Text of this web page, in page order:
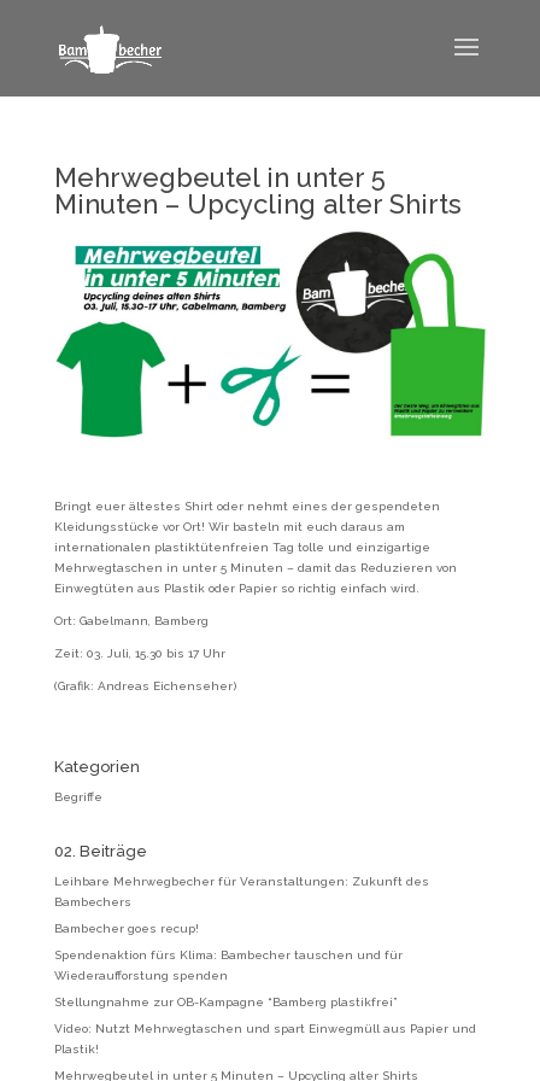
Mehrwegbeutel in unter 5
Minuten – Upcycling alter Shirts
Bringt euer ältestes Shirt oder nehmt eines der gespendeten
Kleidungsstücke vor Ort! Wir basteln mit euch daraus am
internationalen plastiktütenfreien Tag tolle und einzigartige
Mehrwegtaschen in unter 5 Minuten – damit das Reduzieren von
Einwegtüten aus Plastik oder Papier so richtig einfach wird.
Ort: Gabelmann, Bamberg
Zeit: 03. Juli, 15.30 bis 17 Uhr
(Grafik: Andreas Eichenseher)
Kategorien
Begriffe
02. Beiträge
Leihbare Mehrwegbecher für Veranstaltungen: Zukunft des
Bambechers
Bambecher goes recup!
Spendenaktion fürs Klima: Bambecher tauschen und für
Wiederaufforstung spenden
Stellungnahme zur OB-Kampagne “Bamberg plastikfrei”
Video: Nutzt Mehrwegtaschen und spart Einwegmüll aus Papier und
Plastik!
Mehrwegbeutel in unter 5 Minuten – Upcycling alter Shirts